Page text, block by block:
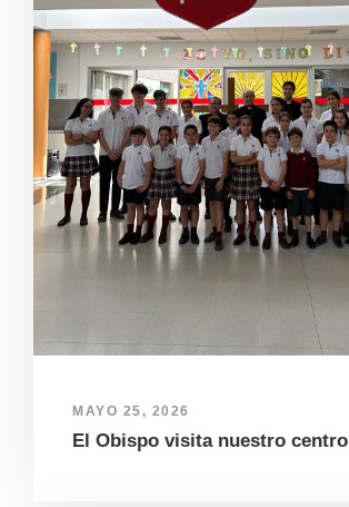
MAYO 25, 2026
El Obispo visita nuestro centro